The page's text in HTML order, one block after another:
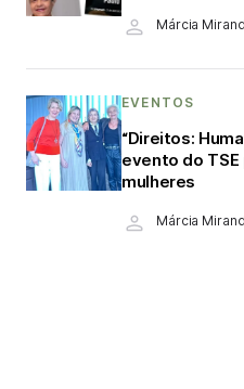
Márcia
EVENTOS
“Direitos:
evento do
mulheres
Márcia